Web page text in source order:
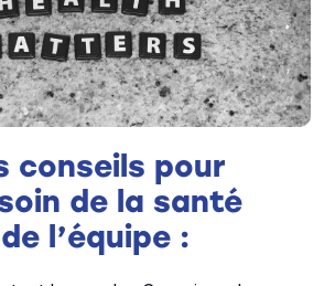
conseils pour
de la santé
l’équipe :